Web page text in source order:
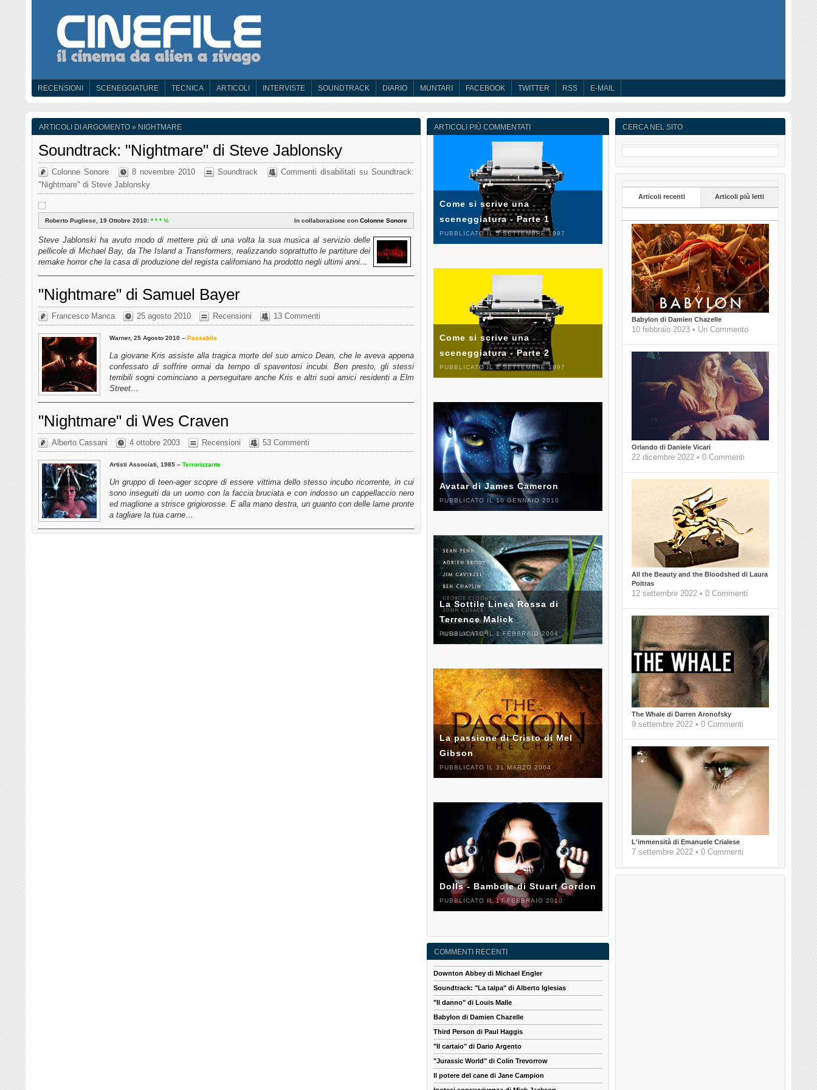
RECENSIONI SCENEGGIATURE TECNICA ARTICOLI INTERVISTE SOUNDTRACK DIARIO MUNTARI FACEBOOK TWITTER RSS E-MAIL
ARTICOLI DI ARGOMENTO » NIGHTMARE
Soundtrack: "Nightmare" di Steve Jablonsky
Colonne Sonore 8 novembre 2010 Soundtrack Commenti disabilitati su Soundtrack:
"Nightmare" di Steve Jablonsky
Roberto Pugliese, 19 Ottobre 2010: * * * ½ In collaborazione con Colonne Sonore
Steve Jablonski ha avuto modo di mettere più di una volta la sua musica al servizio delle
pellicole di Michael Bay, da The Islanda Transformers , realizzando soprattutto le partiture dei
remake horror che la casa di produzione del regista californiano ha prodotto negli ultimi anni…
"Nightmare" di Samuel Bayer
Francesco Manca 25 agosto 2010 Recensioni 13 Commenti
Warner, 25 Agosto 2010 – Passabile
La giovane Kris assiste alla tragica morte del suo amico Dean, che le aveva appena
confessato di soffrire ormai da tempo di spaventosi incubi. Ben presto, gli stessi
terribili sogni cominciano a perseguitare anche Kris e altri suoi amici residenti a Elm
Street…
"Nightmare" di Wes Craven
Alberto Cassani 4 ottobre 2003 Recensioni 53 Commenti
Artisti Associati, 1985 – Terrorizzante
Un gruppo di teen-ager scopre di essere vittima dello stesso incubo ricorrente, in cui
sono inseguiti da un uomo con la faccia bruciata e con indosso un cappellaccio nero
ed maglione a strisce grigiorosse. E alla mano destra, un guanto con delle lame pronte
a tagliare la tua carne…
CERCA NEL SITO
Articoli recenti Articoli più letti
Babylon di Damien Chazelle
10 febbraio 2023 • Un Commento
Orlando di Daniele Vicari
22 dicembre 2022 • 0 Commenti
All the Beauty and the Bloodshed di Laura
Poitras
12 settembre 2022 • 0 Commenti
The Whale di Darren Aronofsky
9 settembre 2022 • 0 Commenti
L'immensità di Emanuele Crialese
7 settembre 2022 • 0 Commenti
ARTICOLI PIÙ COMMENTATI
Come si scrive una
sceneggiatura - Parte 1
PUBBLICATO IL 5 SETTEMBRE 1997
Come si scrive una
sceneggiatura - Parte 2
PUBBLICATO IL 4 SETTEMBRE 1997
Avatar di James Cameron
PUBBLICATO IL 10 GENNAIO 2010
La Sottile Linea Rossa di
Terrence Malick
PUBBLICATO IL 1 FEBBRAIO 2004
La passione di Cristo di Mel
Gibson
PUBBLICATO IL 31 MARZO 2004
Dolls - Bambole di Stuart Gordon
PUBBLICATO IL 17 FEBBRAIO 2010
COMMENTI RECENTI
Downton Abbey di Michael Engler
Soundtrack: "La talpa" di Alberto Iglesias
"Il danno" di Louis Malle
Babylon di Damien Chazelle
Third Person di Paul Haggis
"Il cartaio" di Dario Argento
"Jurassic World" di Colin Trevorrow
Il potere del cane di Jane Campion